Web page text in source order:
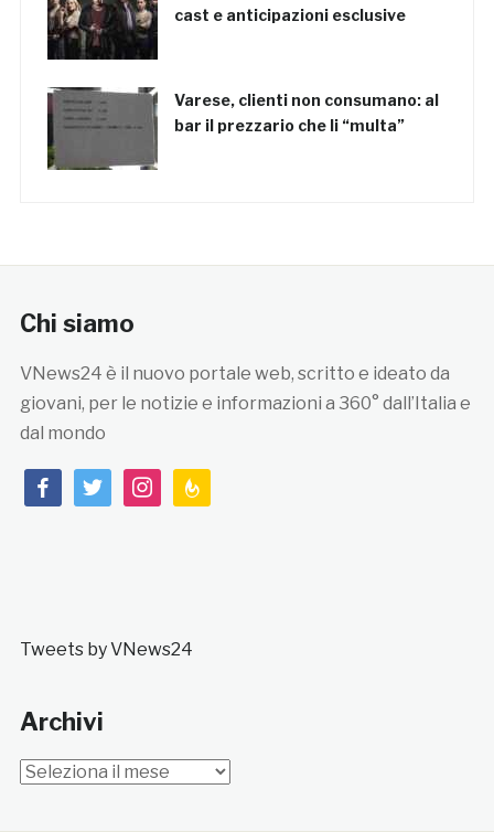
cast e anticipazioni esclusive
Varese, clienti non consumano: al
bar il prezzario che li “multa”
Chi siamo
VNews24 è il nuovo portale web, scritto e ideato da
giovani, per le notizie e informazioni a 360° dall’Italia e
dal mondo
facebooktwitterinstagramfeedburner
Tweets by VNews24
Archivi
Archivi